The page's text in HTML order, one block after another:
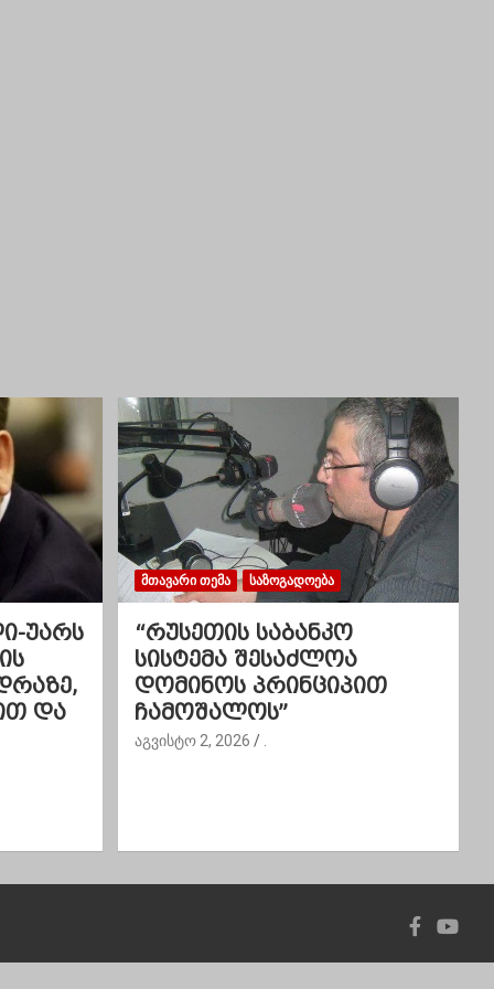
უარს
და
ᲛᲗᲐᲕᲐᲠᲘ ᲗᲔᲛᲐ ᲡᲐᲖᲝᲒᲐᲓᲝᲔᲑᲐ
“რუსეთის საბანკო
სისტემა შესაძლოა
დომინოს პრინციპით
ჩამოშალოს”
აგვისტო 2, 2026